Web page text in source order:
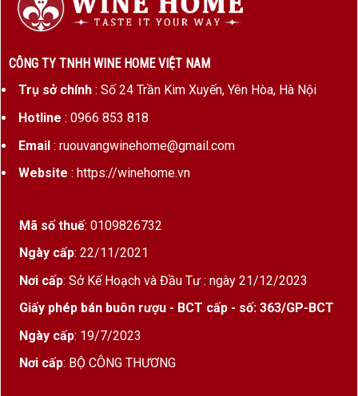
CÔNG TY TNHH WINE HOME VIỆT NAM
Trụ sở chính: Số 24 Trần Kim Xuyến, Yên Hòa, Hà Nội
Hotline : 0966 853 818
Email: ruouvangwinehome@gmail.com
Website : https://winehome.vn
Mã số thuế: 0109826732
Ngày cấp: 22/11/2021
Nơi cấp: Sở Kế Hoạch và Đầu Tư : ngày 21/12/2023
Giấy phép bán buôn rượu - BCT cấp - số: 363/GP-BCT
Ngày cấp: 19/7/2023
Nơi cấp: BỘ CÔNG THƯƠNG